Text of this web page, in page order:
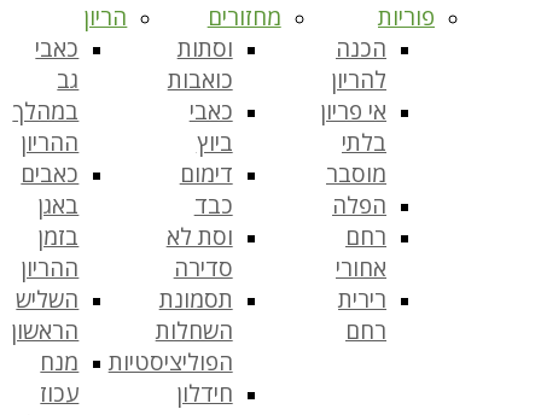
פוריות
הכנה
להריון
אי פריון
בלתי
מוסבר
הפלה
רחם
אחורי
רירית
רחם
מחזורים
וסתות
כואבות
כאבי
ביוץ
דימום
כבד
וסת לא
סדירה
תסמונת
השחלות
הפוליציסטיות
חידלון
הריון
כאבי
גב
במהלך
ההריון
כאבים
באגן
בזמן
ההריון
השליש
הראשון
מנח
עכוז